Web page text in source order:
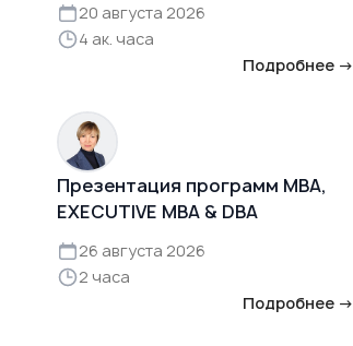
20 августа 2026
4 ак. часа
Подробнее →
Презентация программ MBA,
EXECUTIVE MBA & DBA
26 августа 2026
2 часа
Подробнее →